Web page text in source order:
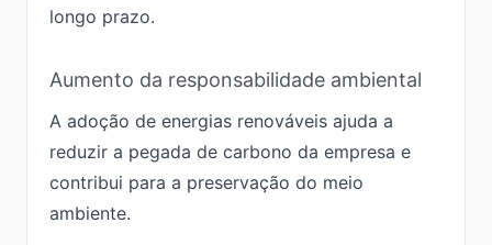
longo prazo.
Aumento da responsabilidade ambiental
A adoção de energias renováveis ajuda a
reduzir a pegada de carbono da empresa e
contribui para a preservação do meio
ambiente.